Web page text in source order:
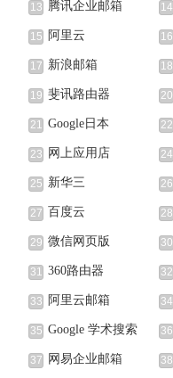
13 腾讯企业邮箱 14
15 阿里云 16
17 新浪邮箱 18
19 斐讯路由器 20
21 Google日本 22
23 网上应用店 24
25 新华三 26
27 百度云 28
29 微信网页版 30
31 360路由器 32
33 阿里云邮箱 34
35 Google 学术搜索 36
37 网易企业邮箱 38